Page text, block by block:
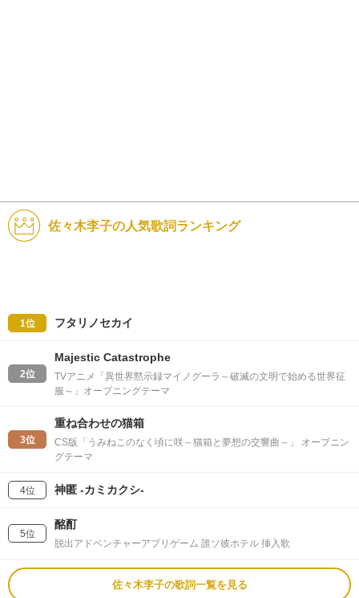
佐々木李子の人気歌詞ランキング
1位 フタリノセカイ
2位
Majestic Catastrophe
TVアニメ「異世界黙示録マイノグーラ～破滅の文明で始める世界征
服～」オープニングテーマ
3位
重ね合わせの猫箱
CS版「うみねこのなく頃に咲～猫箱と夢想の交響曲～」 オープニン
グテーマ
4位 神匿 -カミカクシ-
5位
酩酊
脱出アドベンチャーアプリゲーム 誰ソ彼ホテル 挿入歌
佐々木李子の歌詞一覧を見る